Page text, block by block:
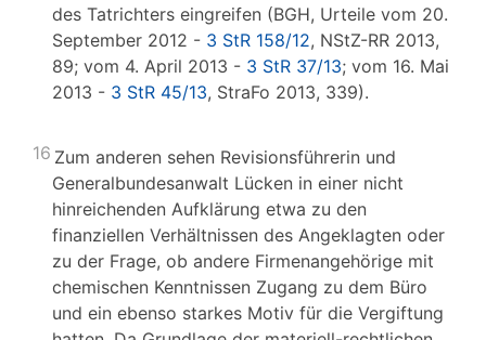
des Tatrichters eingreifen (BGH, Urteile vom 20.
September 2012 - 3 StR 158/12, NStZ-RR 2013,
89; vom 4. April 2013 - 3 StR 37/13; vom 16. Mai
2013 - 3 StR 45/13, StraFo 2013, 339).
16 Zum anderen sehen Revisionsführerin und
Generalbundesanwalt Lücken in einer nicht
hinreichenden Aufklärung etwa zu den
finanziellen Verhältnissen des Angeklagten oder
zu der Frage, ob andere Firmenangehörige mit
chemischen Kenntnissen Zugang zu dem Büro
und ein ebenso starkes Motiv für die Vergiftung